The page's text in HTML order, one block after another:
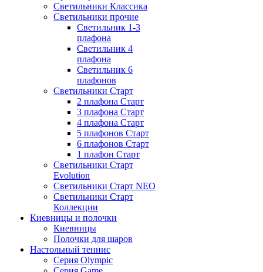
Светильники Классика
Светильники прочие
Светильник 1-3
плафона
Светильник 4
плафона
Светильник 6
плафонов
Светильники Старт
2 плафона Старт
3 плафона Старт
4 плафона Старт
5 плафонов Старт
6 плафонов Старт
1 плафон Старт
Светильники Старт
Evolution
Светильники Старт NEO
Светильники Старт
Коллекции
Киевницы и полочки
Киевницы
Полочки для шаров
Настольный теннис
Серия Olympic